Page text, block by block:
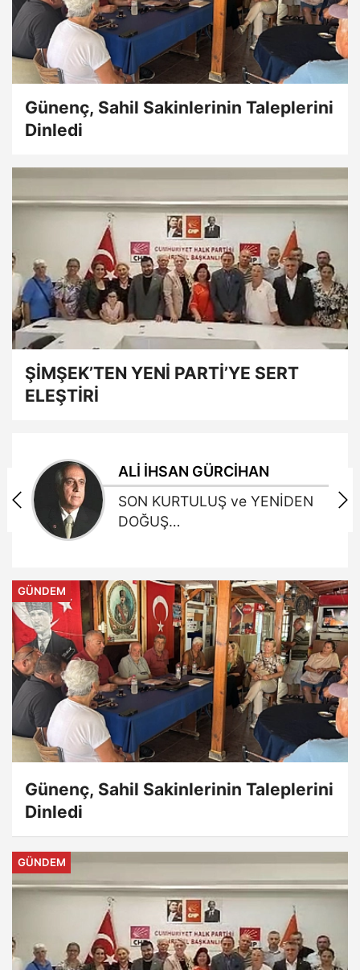
Günenç, Sahil Sakinlerinin Taleplerini
Dinledi
ŞİMŞEK’TEN YENİ PARTİ’YE SERT
ELEŞTİRİ
DR.NİLGÜN ÖZÖNDER
AKUPUNKTUR İLE
HİPERTANSİYON TEDAVİSİ
GÜNDEM
Günenç, Sahil Sakinlerinin Taleplerini
Dinledi
GÜNDEM